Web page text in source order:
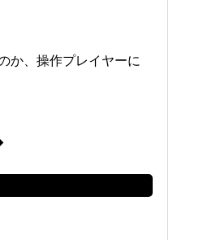
か、操作プレイヤーに